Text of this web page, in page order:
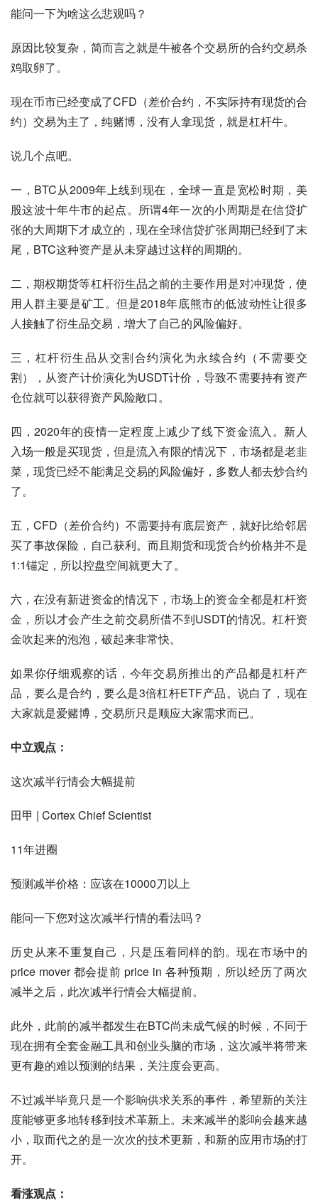
能问一下为啥这么悲观吗？
原因比较复杂，简而言之就是牛被各个交易所的合约交易杀
鸡取卵了。
现在币市已经变成了CFD（差价合约，不实际持有现货的合
约）交易为主了，纯赌博，没有人拿现货，就是杠杆牛。
说几个点吧。
一，BTC从2009年上线到现在，全球一直是宽松时期，美
股这波十年牛市的起点。所谓4年一次的小周期是在信贷扩
张的大周期下才成立的，现在全球信贷扩张周期已经到了末
尾，BTC这种资产是从未穿越过这样的周期的。
二，期权期货等杠杆衍生品之前的主要作用是对冲现货，使
用人群主要是矿工。但是2018年底熊市的低波动性让很多
人接触了衍生品交易，增大了自己的风险偏好。
三，杠杆衍生品从交割合约演化为永续合约（不需要交
割），从资产计价演化为USDT计价，导致不需要持有资产
仓位就可以获得资产风险敞口。
四，2020年的疫情一定程度上减少了线下资金流入。新人
入场一般是买现货，但是流入有限的情况下，市场都是老韭
菜，现货已经不能满足交易的风险偏好，多数人都去炒合约
了。
五，CFD（差价合约）不需要持有底层资产，就好比给邻居
买了事故保险，自己获利。而且期货和现货合约价格并不是
1:1锚定，所以控盘空间就更大了。
六，在没有新进资金的情况下，市场上的资金全都是杠杆资
金，所以才会产生之前交易所借不到USDT的情况。杠杆资
金吹起来的泡泡，破起来非常快。
如果你仔细观察的话，今年交易所推出的产品都是杠杆产
品，要么是合约，要么是3倍杠杆ETF产品。说白了，现在
大家就是爱赌博，交易所只是顺应大家需求而已。
中立观点：
这次减半行情会大幅提前
田甲 | Cortex Chief Scientist
11年进圈
预测减半价格：应该在10000刀以上
能问一下您对这次减半行情的看法吗？
历史从来不重复自己，只是压着同样的韵。现在市场中的
price mover 都会提前 price in 各种预期，所以经历了两次
减半之后，此次减半行情会大幅提前。
此外，此前的减半都发生在BTC尚未成气候的时候，不同于
现在拥有全套金融工具和创业头脑的市场，这次减半将带来
更有趣的难以预测的结果，关注度会更高。
不过减半毕竟只是一个影响供求关系的事件，希望新的关注
度能够更多地转移到技术革新上。未来减半的影响会越来越
小，取而代之的是一次次的技术更新，和新的应用市场的打
开。
看涨观点：